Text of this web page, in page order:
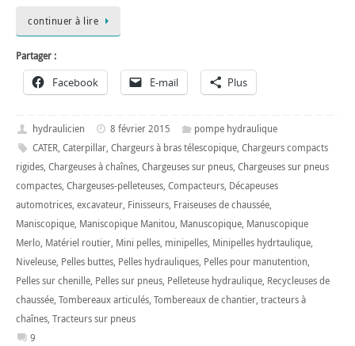
continuer à lire
Partager :
Facebook E-mail Plus
hydraulicien 8 février 2015
pompe hydraulique
CATER, Caterpillar, Chargeurs à bras télescopique, Chargeurs compacts
rigides, Chargeuses à chaînes, Chargeuses sur pneus, Chargeuses sur pneus
compactes, Chargeuses-pelleteuses, Compacteurs, Décapeuses
automotrices, excavateur, Finisseurs, Fraiseuses de chaussée,
Maniscopique, Maniscopique Manitou, Manuscopique, Manuscopique
Merlo, Matériel routier, Mini pelles, minipelles, Minipelles hydrtaulique,
Niveleuse, Pelles buttes, Pelles hydrauliques, Pelles pour manutention,
Pelles sur chenille, Pelles sur pneus, Pelleteuse hydraulique, Recycleuses de
chaussée, Tombereaux articulés, Tombereaux de chantier, tracteurs à
chaînes, Tracteurs sur pneus
9